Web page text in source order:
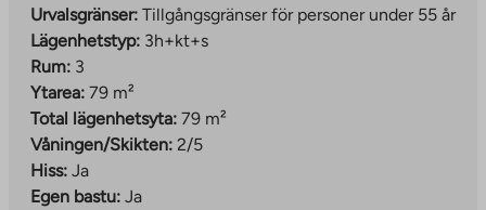
Urvalsgränser: Tillgångsgränser för personer under 55 år
Lägenhetstyp: 3h+kt+s
Rum: 3
Ytarea: 79 m²
Total lägenhetsyta: 79 m²
Våningen/Skikten: 2/5
Hiss: Ja
Egen bastu: Ja